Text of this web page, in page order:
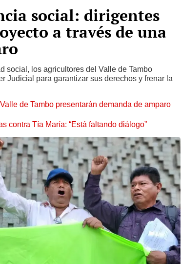
social: dirigentes
a través de una
social, los agricultores del Valle de Tambo
Judicial para garantizar sus derechos y frenar la
de Tambo presentarán demanda de amparo
contra Tía María: “Está faltando diálogo”